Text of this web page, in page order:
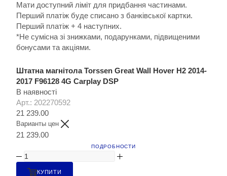
Мати доступний ліміт для придбання частинами.
Перший платіж буде списано з банківської картки.
Перший платіж + 4 наступних.
*Не сумісна зі знижками, подарунками, підвищеними
бонусами та акціями.
Штатна магнітола Torssen Great Wall Hover H2 2014-
2017 F96128 4G Carplay DSP
В наявності
Арт.: 202270592
21 239.00
Варианты цен
21 239.00
ПОДРОБНОСТИ
КУПИТИ